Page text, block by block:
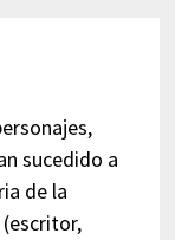
sucedido a
de la
(escritor,